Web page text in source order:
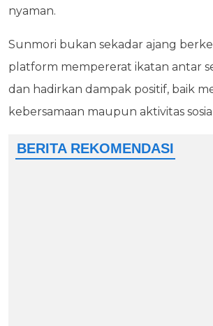
nyaman.
Sunmori bukan sekadar ajang
platform mempererat ikatan antar
dan hadirkan dampak positif, baik
kebersamaan maupun aktivitas